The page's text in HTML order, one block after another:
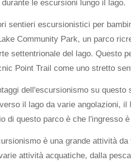
le escursioni lungo il lago.
sentieri escursionistici per
Community Park, un parco
settentrionale del lago. Questo
Point Trail come uno stretto
dell'escursionismo su questo
il lago da varie angolazioni, il
di questo parco è che l'ingresso
è una grande attività
attività acquatiche, dalla